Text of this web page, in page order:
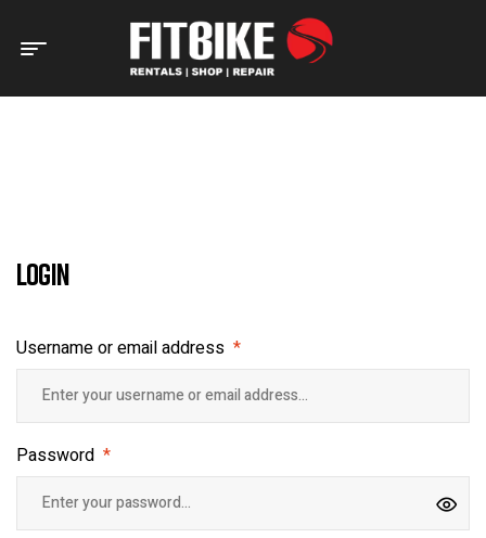
Home Page A minha conta
Login
Username or email address *
Password *